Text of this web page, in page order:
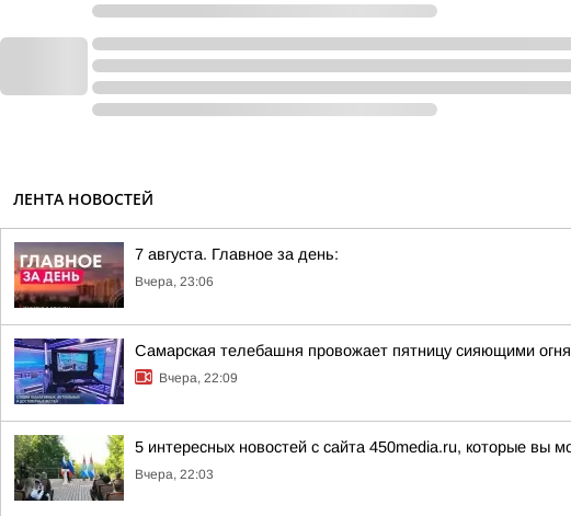
ЛЕНТА НОВОСТЕЙ
7 августа. Главное за день:
Вчера, 23:06
Самарская телебашня провожает пятницу сияющими
Вчера, 22:09
5 интересных новостей с сайта 450media.ru, которые вы
Вчера, 22:03